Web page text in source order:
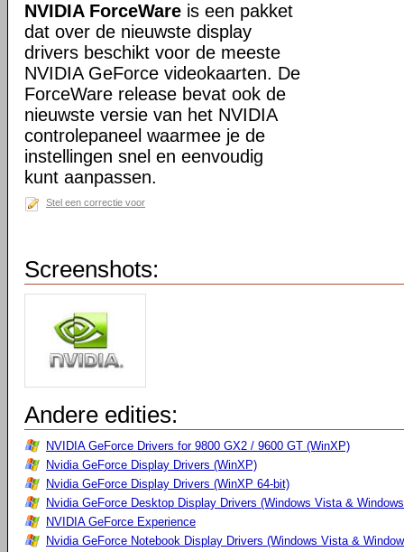
NVIDIA ForceWare is een pakket
dat over de nieuwste display
drivers beschikt voor de meeste
NVIDIA GeForce videokaarten. De
ForceWare release bevat ook de
nieuwste versie van het NVIDIA
controlepaneel waarmee je de
instellingen snel en eenvoudig
kunt aanpassen.
Stel een correctie voor
Screenshots:
Andere edities:
NVIDIA GeForce Drivers for 9800 GX2 / 9600 GT (WinXP)
Nvidia GeForce Display Drivers (WinXP)
Nvidia GeForce Display Drivers (WinXP 64-bit)
Nvidia GeForce Desktop Display Drivers (Windows Vista &
NVIDIA GeForce Experience
Nvidia GeForce Notebook Display Drivers (Windows Vista &